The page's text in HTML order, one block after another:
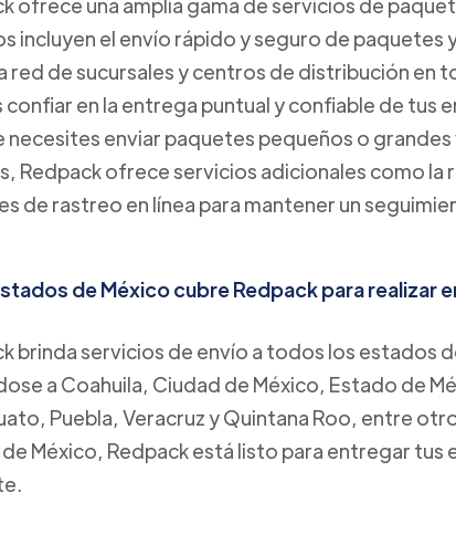
incluyen el envío rápido y seguro de paquetes
red de sucursales y centros de distribución en
confiar en la entrega puntual y confiable de tus
necesites enviar paquetes pequeños o
Redpack ofrece servicios adicionales como la
de rastreo en línea para mantener un
de México cubre Redpack para realizar
brinda servicios de envío a todos los estados
a Coahuila, Ciudad de México, Estado de
Puebla, Veracruz y Quintana Roo, entre
México, Redpack está listo para entregar tus